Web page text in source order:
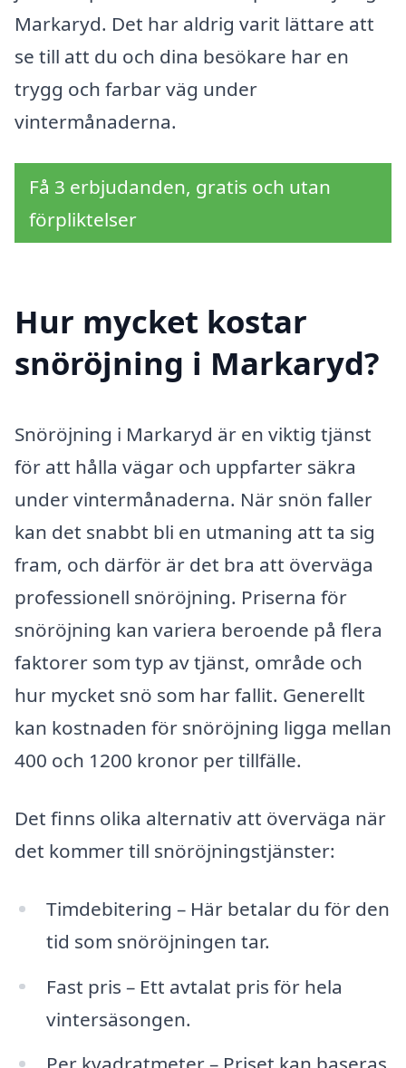
Markaryd. Det har aldrig varit lättare att
se till att du och dina besökare har en
trygg och farbar väg under
vintermånaderna.
Få 3 erbjudanden, gratis och utan
förpliktelser
Hur mycket kostar
snöröjning i Markaryd?
Snöröjning i Markaryd är en viktig tjänst
för att hålla vägar och uppfarter säkra
under vintermånaderna. När snön faller
kan det snabbt bli en utmaning att ta sig
fram, och därför är det bra att överväga
professionell snöröjning. Priserna för
snöröjning kan variera beroende på flera
faktorer som typ av tjänst, område och
hur mycket snö som har fallit. Generellt
kan kostnaden för snöröjning ligga mellan
400 och 1200 kronor per tillfälle.
Det finns olika alternativ att överväga när
det kommer till snöröjningstjänster:
Timdebitering – Här betalar du för den
tid som snöröjningen tar.
Fast pris – Ett avtalat pris för hela
vintersäsongen.